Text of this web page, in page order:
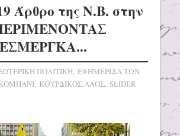
Άρθρο της Ν.Β. στην
ΠΟΛΙΤΙΚΗ, ΕΦΗΜΕΡΙΔΑ ΤΩΝ
, ΚΟΥΡΔΙΚΟΣ ΛΑΟΣ, SLIDER